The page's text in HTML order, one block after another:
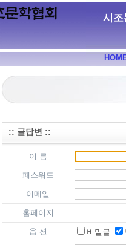
시조
:: 글답변 ::
이 름
패스워드
이메일
홈페이지
옵 션 비밀글